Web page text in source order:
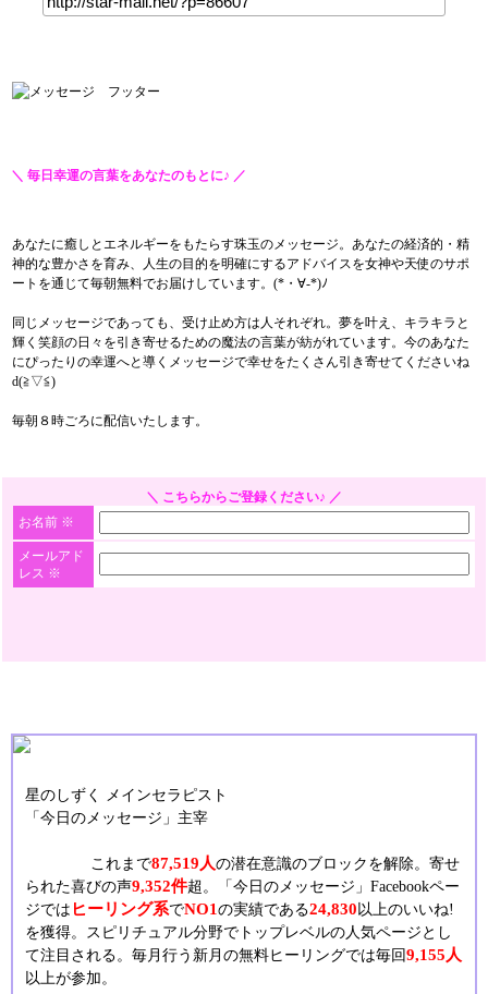
＼ 毎日幸運の言葉をあなたのもとに♪ ／
あなたに癒しとエネルギーをもたらす珠玉のメッセージ。あなたの経済的・精
神的な豊かさを育み、人生の目的を明確にするアドバイスを女神や天使のサポ
ートを通じて毎朝無料でお届けしています。(*・∀-*)ﾉ
同じメッセージであっても、受け止め方は人それぞれ。夢を叶え、キラキラと
輝く笑顔の日々を引き寄せるための魔法の言葉が紡がれています。今のあなた
にぴったりの幸運へと導くメッセージで幸せをたくさん引き寄せてくださいね
d(≧▽≦)
毎朝８時ごろに配信いたします。
＼ こちらからご登録ください♪ ／
お名前 ※
メールアド
レス ※
星のしずく メインセラピスト
「今日のメッセージ」主宰
これまで87,519人の潜在意識のブロックを解除。寄せ
られた喜びの声9,352件超。「今日のメッセージ」Facebookペー
ジでは ヒーリング系でNO1 の実績である24,830以上のいいね!
を獲得。スピリチュアル分野でトップレベルの人気ページとし
て注目される。毎月行う新月の無料ヒーリングでは毎回9,155人
以上が参加。